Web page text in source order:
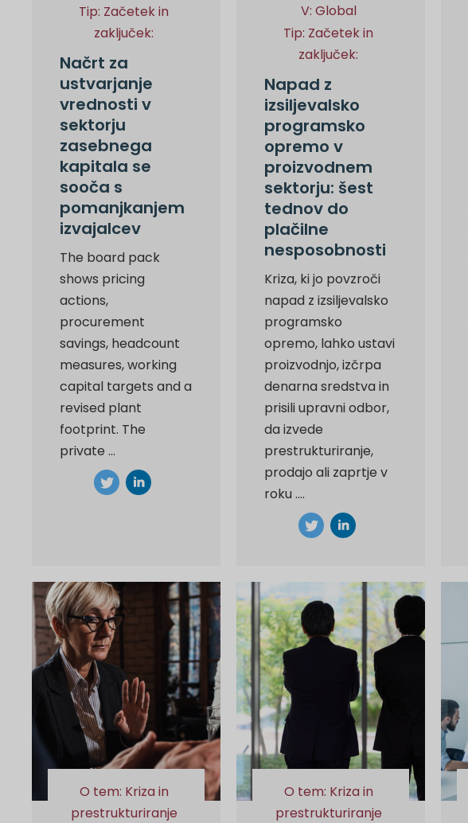
Tip: Začetek in
zaključek:
Načrt za
ustvarjanje
vrednosti v
sektorju
zasebnega
kapitala se
sooča s
pomanjkanjem
izvajalcev
The board pack
shows pricing
actions,
procurement
savings, headcount
measures, working
capital targets and a
revised plant
footprint. The
private ...
V: Global
Tip: Začetek in
zaključek:
Napad z
izsiljevalsko
programsko
opremo v
proizvodnem
sektorju: šest
tednov do
plačilne
nesposobnosti
Kriza, ki jo povzroči
napad z izsiljevalsko
programsko
opremo, lahko ustavi
proizvodnjo, izčrpa
denarna sredstva in
prisili upravni odbor,
da izvede
prestrukturiranje,
prodajo ali zaprtje v
roku ….
O tem: Kriza in
prestrukturiranje
O tem: Kriza in
prestrukturiranje